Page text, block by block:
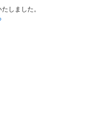
しました。